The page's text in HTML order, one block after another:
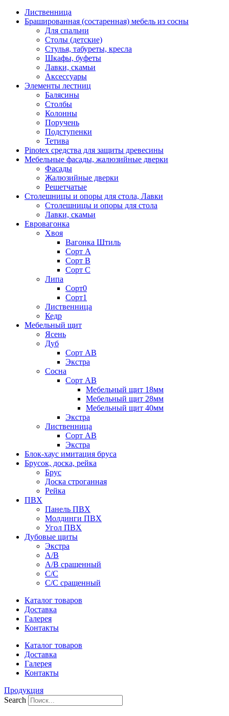
Лиственница
Брашированная (состаренная) мебель из сосны
Для спальни
Столы (детские)
Стулья, табуреты, кресла
Шкафы, буфеты
Лавки, скамьи
Аксессуары
Элементы лестниц
Балясины
Столбы
Колонны
Поручень
Подступенки
Тетива
Pinotex средства для защиты древесины
Мебельные фасады, жалюзийные дверки
Фасады
Жалюзийные дверки
Решетчатые
Столешницы и опоры для стола, Лавки
Столешницы и опоры для стола
Лавки, скамьи
Евровагонка
Хвоя
Вагонка Штиль
Сорт А
Сорт В
Сорт С
Липа
Сорт0
Сорт1
Лиственница
Кедр
Мебельный щит
Ясень
Дуб
Сорт АВ
Экстра
Сосна
Сорт АВ
Мебельный щит 18мм
Мебельный щит 28мм
Мебельный щит 40мм
Экстра
Лиственница
Сорт АВ
Экстра
Блок-хаус имитация бруса
Брусок, доска, рейка
Брус
Доска строганная
Рейка
ПВХ
Панель ПВХ
Молдинги ПВХ
Угол ПВХ
Дубовые щиты
Экстра
А/В
А/В сращенный
С/С
С/С сращенный
Каталог товаров
Доставка
Галерея
Контакты
Каталог товаров
Доставка
Галерея
Контакты
Продукция
Search